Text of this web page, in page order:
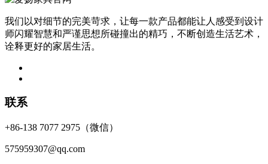
我们以对细节的完美苛求，让每一款产品都能让人感受到设计
师闪耀智慧和严谨思想所碰撞出的精巧，不断创造生活艺术，
诠释更好的家居生活。
联系
+86-138 7077 2975（微信）
575959307@qq.com